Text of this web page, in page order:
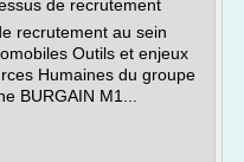
de recrutement
recrutement au sein
Outils et enjeux
Humaines du groupe
BURGAIN M1...